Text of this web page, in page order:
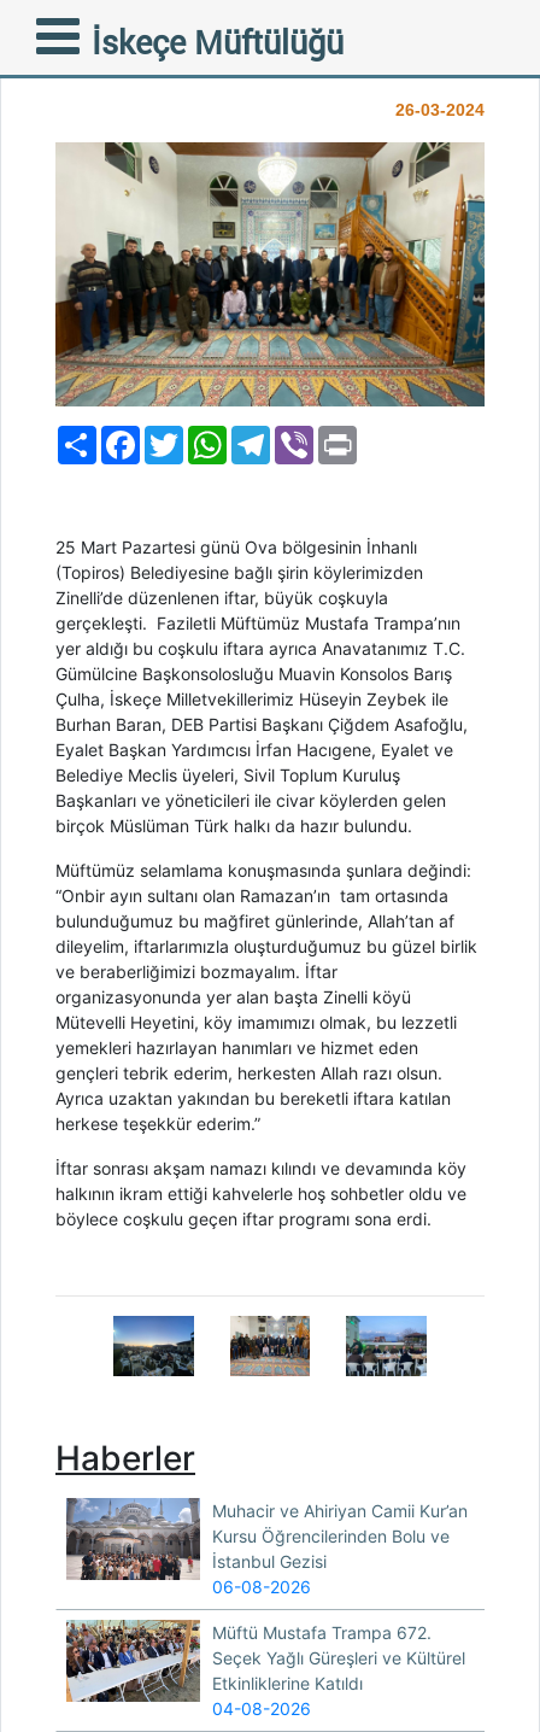
İskeçe Müftülüğü
ZİNELLİ’DE COŞKULU
İFTAR
26-03-2024
PaylaşFacebook
TwitterWhatsAppTelegram
Viber
25 Mart Pazartesi günü Ova bölgesinin İnhanlı
(Topiros) Belediyesine bağlı şirin köylerimizden
Zinelli’de düzenlenen iftar, büyük coşkuyla
gerçekleşti. Faziletli Müftümüz Mustafa Trampa’nın
yer aldığı bu coşkulu iftara ayrıca Anavatanımız T.C.
Gümülcine Başkonsolosluğu Muavin Konsolos Barış
Çulha, İskeçe Milletvekillerimiz Hüseyin Zeybek ile
Burhan Baran, DEB Partisi Başkanı Çiğdem Asafoğlu,
Eyalet Başkan Yardımcısı İrfan Hacıgene, Eyalet ve
Belediye Meclis üyeleri, Sivil Toplum Kuruluş
Başkanları ve yöneticileri ile civar köylerden gelen
birçok Müslüman Türk halkı da hazır bulundu.
Müftümüz selamlama konuşmasında şunlara değindi:
“Onbir ayın sultanı olan Ramazan’ın tam ortasında
bulunduğumuz bu mağfiret günlerinde, Allah’tan af
dileyelim, iftarlarımızla oluşturduğumuz bu güzel birlik
ve beraberliğimizi bozmayalım. İftar
organizasyonunda yer alan başta Zinelli köyü
Mütevelli Heyetini, köy imamımızı olmak, bu lezzetli
yemekleri hazırlayan hanımları ve hizmet eden
gençleri tebrik ederim, herkesten Allah razı olsun.
Ayrıca uzaktan yakından bu bereketli iftara katılan
herkese teşekkür ederim.”
İftar sonrası akşam namazı kılındı ve devamında köy
halkının ikram ettiği kahvelerle hoş sohbetler oldu ve
böylece coşkulu geçen iftar programı sona erdi.
Haberler
Muhacir ve Ahiriyan Camii Kur’an
Kursu Öğrencilerinden Bolu ve
İstanbul Gezisi
06-08-2026
Müftü Mustafa Trampa 672.
Seçek Yağlı Güreşleri ve Kültürel
Etkinliklerine Katıldı
04-08-2026